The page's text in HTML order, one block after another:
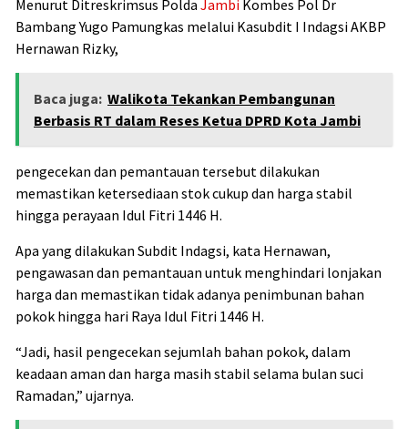
Menurut Ditreskrimsus Polda Jambi Kombes Pol Dr
Bambang Yugo Pamungkas melalui Kasubdit I Indagsi AKBP
Hernawan Rizky,
Baca juga: Walikota Tekankan Pembangunan
Berbasis RT dalam Reses Ketua DPRD Kota Jambi
pengecekan dan pemantauan tersebut dilakukan
memastikan ketersediaan stok cukup dan harga stabil
hingga perayaan Idul Fitri 1446 H.
Apa yang dilakukan Subdit Indagsi, kata Hernawan,
pengawasan dan pemantauan untuk menghindari lonjakan
harga dan memastikan tidak adanya penimbunan bahan
pokok hingga hari Raya Idul Fitri 1446 H.
“Jadi, hasil pengecekan sejumlah bahan pokok, dalam
keadaan aman dan harga masih stabil selama bulan suci
Ramadan,” ujarnya.